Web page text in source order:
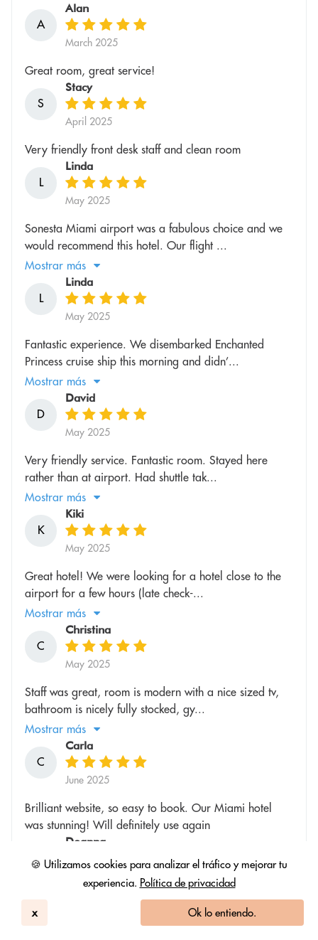
🍪 Utilizamos cookies para analizar el tráfico y mejorar tu
experiencia. Política de privacidad
x Ok lo entiendo.
A
Alan
March 2025
Great room, great service!
S
Stacy
April 2025
Very friendly front desk staff and clean room
L
Linda
May 2025
Sonesta Miami airport was a fabulous choice and we
would recommend this hotel. Our flight ...
Mostrar más
L
Linda
May 2025
Fantastic experience. We disembarked Enchanted
Princess cruise ship this morning and didn’...
Mostrar más
D
David
May 2025
Very friendly service. Fantastic room. Stayed here
rather than at airport. Had shuttle tak...
Mostrar más
K
Kiki
May 2025
Great hotel! We were looking for a hotel close to the
airport for a few hours (late check-...
Mostrar más
C
Christina
May 2025
Staff was great, room is modern with a nice sized tv,
bathroom is nicely fully stocked, gy...
Mostrar más
C
Carla
June 2025
Brilliant website, so easy to book. Our Miami hotel
was stunning! Will definitely use again
D
Deanna
The room itself was fine. I selected this hotel so that my
family and I could utilize the ...